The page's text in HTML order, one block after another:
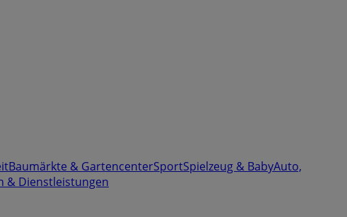
Baumärkte & GartencenterSportSpielzeug & BabyAuto,
& Dienstleistungen